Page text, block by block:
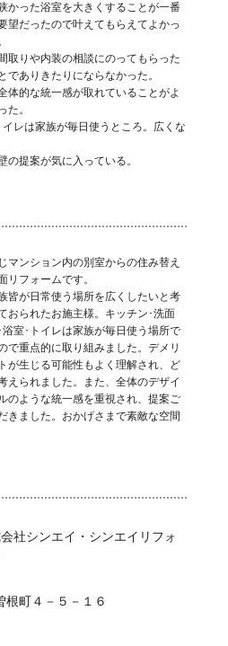
かった浴室を大きくすることが一番
望だったので叶えてもらえてよかっ
取りや内装の相談にのってもらった
でありきたりにならなかった。
体的な統一感が取れていることがよ
た。
イレは家族が毎日使うところ。広くな
の提案が気に入っている。
マンション内の別室からの住み替え
リフォームです。
皆が日常使う場所を広くしたいと考
おられたお施主様。キッチン･洗面
浴室･トイレは家族が毎日使う場所で
で重点的に取り組みました。デメリ
が生じる可能性もよく理解され、ど
えられました。また、全体のデザイ
のような統一感を重視され、提案ご
きました。おかげさまで素敵な空間
社シンエイ・シンエイリフォ
根町４－５－１６